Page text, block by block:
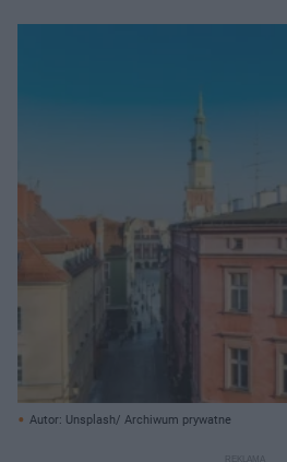
Autor: Unsplash/ Archiwum prywatne